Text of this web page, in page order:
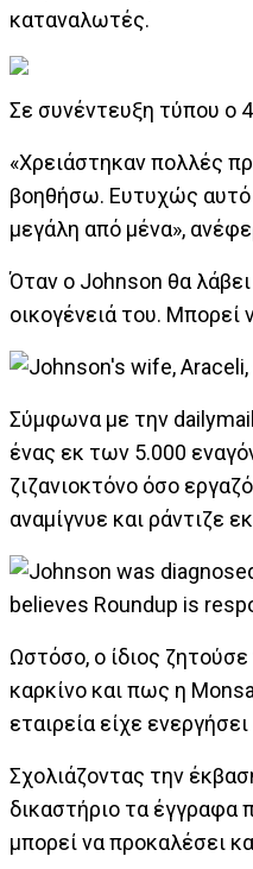
καταναλωτές.
Σε συνέντευξη τύπου ο
«Χρειάστηκαν πολλές
βοηθήσω. Ευτυχώς αυτό
μεγάλη από μένα»,
Όταν ο Johnson θα
οικογένειά του.
Σύμφωνα με την
ένας εκ των 5.000
ζιζανιοκτόνο όσο
αναμίγνυε και ράντιζε
Ωστόσο, ο ίδιος
καρκίνο και πως η
εταιρεία είχε
Σχολιάζοντας την
δικαστήριο τα έγγραφα
μπορεί να προκαλέσει